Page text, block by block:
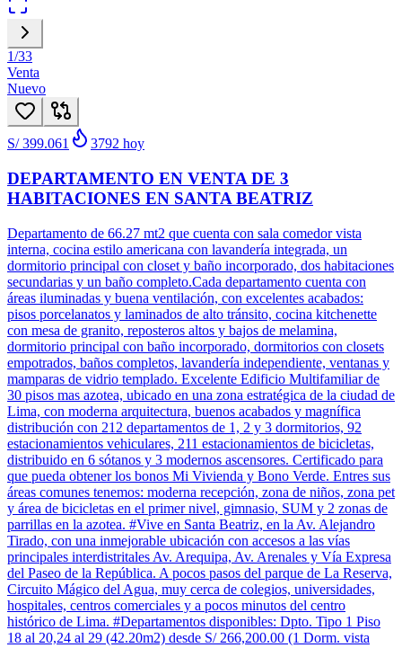
1/33
Venta
Nuevo
S/ 399.061 3792 hoy
DEPARTAMENTO EN VENTA DE 3
HABITACIONES EN SANTA BEATRIZ
Departamento de 66.27 mt2 que cuenta con sala comedor vista
interna, cocina estilo americana con lavandería integrada, un
dormitorio principal con closet y baño incorporado, dos habitaciones
secundarias y un baño completo.Cada departamento cuenta con
áreas iluminadas y buena ventilación, con excelentes acabados:
pisos porcelanatos y laminados de alto tránsito, cocina kitchenette
con mesa de granito, reposteros altos y bajos de melamina,
dormitorio principal con baño incorporado, dormitorios con closets
empotrados, baños completos, lavandería independiente, ventanas y
mamparas de vidrio templado. Excelente Edificio Multifamiliar de
30 pisos mas azotea, ubicado en una zona estratégica de la ciudad de
Lima, con moderna arquitectura, buenos acabados y magnífica
distribución con 212 departamentos de 1, 2 y 3 dormitorios, 92
estacionamientos vehiculares, 211 estacionamientos de bicicletas,
distribuido en 6 sótanos y 3 modernos ascensores. Certificado para
que pueda obtener los bonos Mi Vivienda y Bono Verde. Entres sus
áreas comunes tenemos: moderna recepción, zona de niños, zona pet
y área de bicicletas en el primer nivel, gimnasio, SUM y 2 zonas de
parrillas en la azotea. #Vive en Santa Beatriz, en la Av. Alejandro
Tirado, con una inmejorable ubicación con accesos a las vías
principales interdistritales Av. Arequipa, Av. Arenales y Vía Expresa
del Paseo de la República. A pocos pasos del parque de La Reserva,
Circuito Mágico del Agua, muy cerca de colegios, universidades,
hospitales, centros comerciales y a pocos minutos del centro
histórico de Lima. #Departamentos disponibles: Dpto. Tipo 1 Piso
18 al 20,24 al 29 (42.20m2) desde S/ 266,200.00 (1 Dorm. vista